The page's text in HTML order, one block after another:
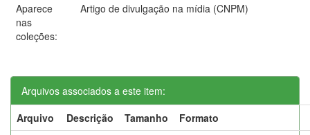
Aparece
nas
coleções:
Artigo de divulgação na mídia (CNPM)
Arquivos associados a este item:
Arquivo
Descrição Tamanho
Formato